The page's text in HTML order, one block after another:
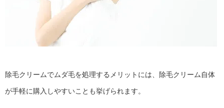
除毛クリームでムダ毛を処理するメリットには、除毛クリーム自体
が手軽に購入しやすいことも挙げられます。